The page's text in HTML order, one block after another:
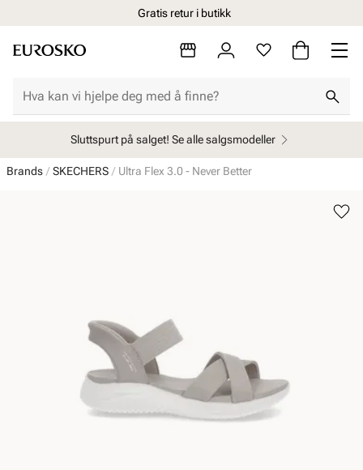
Gratis retur i butikk
Sluttspurt på salget! Se alle salgsmodeller
Brands SKECHERS Ultra Flex 3.0 - Never Better